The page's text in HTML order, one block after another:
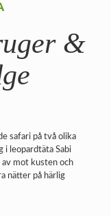
&
safari på två olika
i leopardtäta Sabi
mot kusten och
nätter på härlig